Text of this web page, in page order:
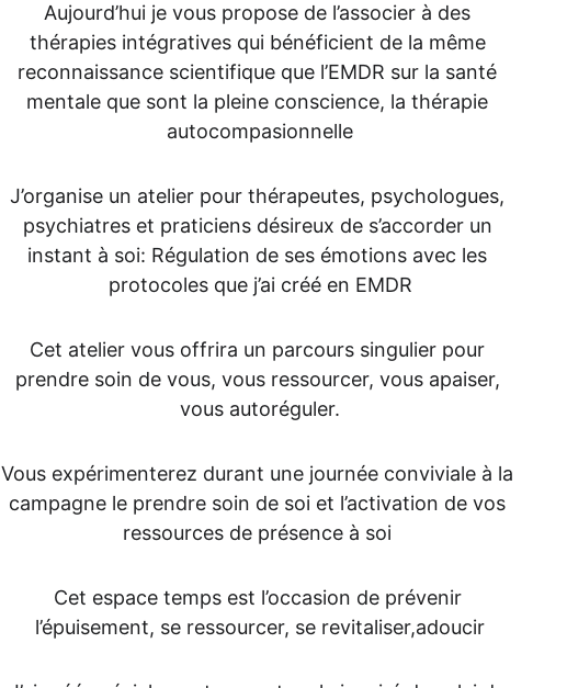
Aujourd’hui je vous propose de l’associer à des
thérapies intégratives qui bénéficient de la même
reconnaissance scientifique que l’EMDR sur la santé
mentale que sont la pleine conscience, la thérapie
autocompasionnelle
J’organise un atelier pour thérapeutes, psychologues,
psychiatres et praticiens désireux de s’accorder un
instant à soi: Régulation de ses émotions avec les
protocoles que j’ai créé en EMDR
Cet atelier vous offrira un parcours singulier pour
prendre soin de vous, vous ressourcer, vous apaiser,
vous autoréguler.
Vous expérimenterez durant une journée conviviale à la
campagne le prendre soin de soi et l’activation de vos
ressources de présence à soi
Cet espace temps est l’occasion de prévenir
l’épuisement, se ressourcer, se revitaliser,adoucir